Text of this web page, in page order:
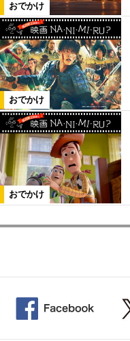
おでかけ
おでかけ
おでかけ